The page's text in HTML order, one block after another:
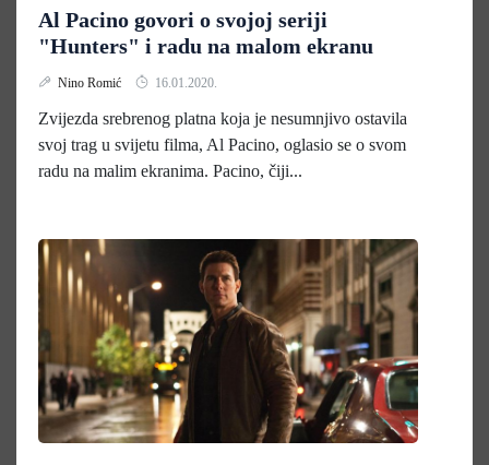
Al Pacino govori o svojoj seriji
"Hunters" i radu na malom ekranu
Nino Romić 16.01.2020.
Zvijezda srebrenog platna koja je nesumnjivo ostavila
svoj trag u svijetu filma, Al Pacino, oglasio se o svom
radu na malim ekranima. Pacino, čiji...